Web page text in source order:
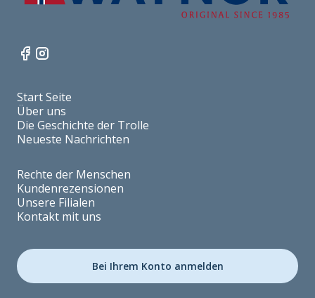
Start Seite
Über uns
Die Geschichte der Trolle
Neueste Nachrichten
Rechte der Menschen
Kundenrezensionen
Unsere Filialen
Kontakt mit uns
Bei Ihrem Konto anmelden